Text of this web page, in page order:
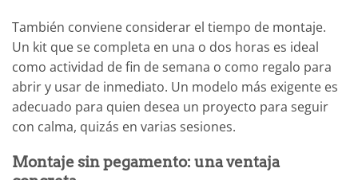
También conviene considerar el tiempo de montaje.
Un kit que se completa en una o dos horas es ideal
como actividad de fin de semana o como regalo para
abrir y usar de inmediato. Un modelo más exigente es
adecuado para quien desea un proyecto para seguir
con calma, quizás en varias sesiones.
Montaje sin pegamento: una ventaja